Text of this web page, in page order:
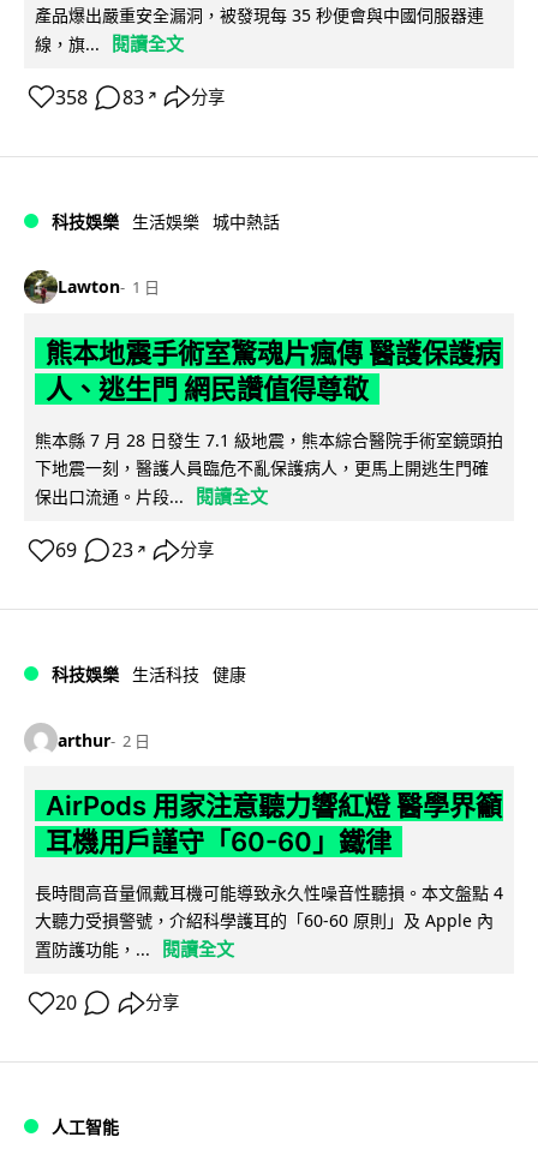
產品爆出嚴重安全漏洞，被發現每 35 秒便會與中國伺服器連
線，旗...
閱讀全文
358 83 ↗ 分享
科技娛樂 生活娛樂 城中熱話
Lawton 1 日
熊本地震手術室驚魂片瘋傳 醫護保護病
人、逃生門 網民讚值得尊敬
熊本縣 7 月 28 日發生 7.1 級地震，熊本綜合醫院手術室鏡頭拍
下地震一刻，醫護人員臨危不亂保護病人，更馬上開逃生門確
保出口流通。片段...
閱讀全文
69 23 ↗ 分享
科技娛樂 生活科技 健康
arthur 2 日
AirPods 用家注意聽力響紅燈 醫學界籲
耳機用戶謹守「60-60」鐵律
長時間高音量佩戴耳機可能導致永久性噪音性聽損。本文盤點 4
大聽力受損警號，介紹科學護耳的「60-60 原則」及 Apple 內
置防護功能，...
閱讀全文
20 分享
人工智能